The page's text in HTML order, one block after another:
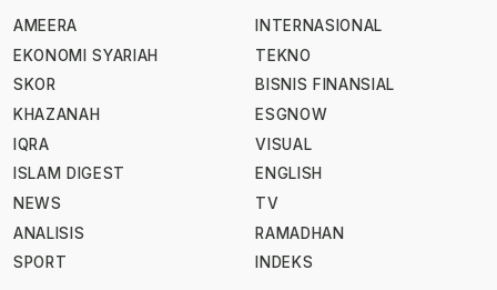
AMEERA
EKONOMI SYARIAH
SKOR
KHAZANAH
IQRA
ISLAM DIGEST
NEWS
ANALISIS
SPORT
INTERNASIONAL
TEKNO
BISNIS FINANSIAL
ESGNOW
VISUAL
ENGLISH
TV
RAMADHAN
INDEKS